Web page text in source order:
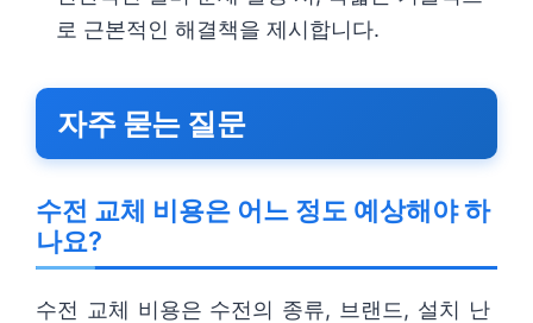
로 근본적인 해결책을 제시합니다.
자주 묻는 질문
수전 교체 비용은 어느 정도 예상해야 하
나요?
수전 교체 비용은 수전의 종류, 브랜드, 설치 난